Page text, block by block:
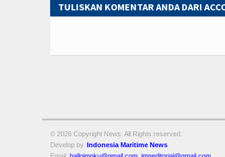
TULISKAN KOMENTAR ANDA DARI
© 2026 Copyright News. All Rights reserved.
Develop by. Indonesia Maritime News